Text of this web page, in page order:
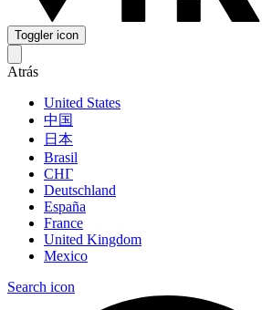
Toggler icon
Atrás
United States
中国
日本
Brasil
СНГ
Deutschland
España
France
United Kingdom
Mexico
Search icon